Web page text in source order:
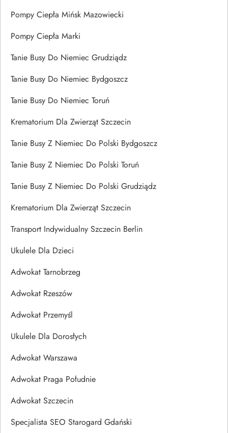
Pompy Ciepła Mińsk Mazowiecki
Pompy Ciepła Marki
Tanie Busy Do Niemiec Grudziądz
Tanie Busy Do Niemiec Bydgoszcz
Tanie Busy Do Niemiec Toruń
Krematorium Dla Zwierząt Szczecin
Tanie Busy Z Niemiec Do Polski Bydgoszcz
Tanie Busy Z Niemiec Do Polski Toruń
Tanie Busy Z Niemiec Do Polski Grudziądz
Krematorium Dla Zwierząt Szczecin
Transport Indywidualny Szczecin Berlin
Ukulele Dla Dzieci
Adwokat Tarnobrzeg
Adwokat Rzeszów
Adwokat Przemyśl
Ukulele Dla Dorosłych
Adwokat Warszawa
Adwokat Praga Południe
Adwokat Szczecin
Specjalista SEO Starogard Gdański